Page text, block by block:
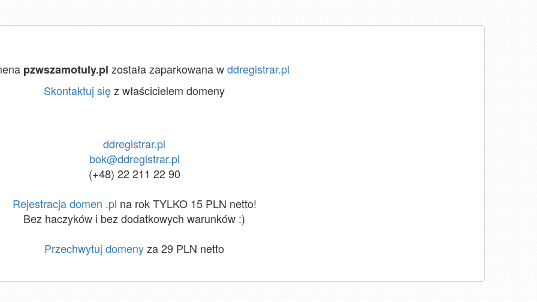
pzwszamotuly.pl została zaparkowana wddregistrar.pl
Skontaktuj sięz właścicielem domeny
ddregistrar.pl
bok@ddregistrar.pl
(+48) 22 211 22 90
Rejestracja domen .pl na rok TYLKO 15 PLN netto!
Bez haczyków i bez dodatkowych warunków :)
Przechwytuj domenyza 29 PLN netto